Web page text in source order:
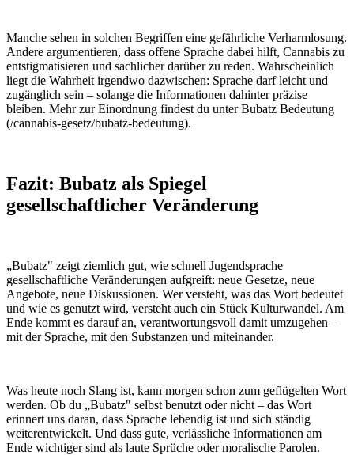
Manche sehen in solchen Begriffen eine gefährliche Verharmlosung.
Andere argumentieren, dass offene Sprache dabei hilft, Cannabis zu
entstigmatisieren und sachlicher darüber zu reden. Wahrscheinlich
liegt die Wahrheit irgendwo dazwischen: Sprache darf leicht und
zugänglich sein – solange die Informationen dahinter präzise
bleiben. Mehr zur Einordnung findest du unterBubatz Bedeutung
(/cannabis-gesetz/bubatz-bedeutung).
Fazit: Bubatz als Spiegel
gesellschaftlicher Veränderung
„Bubatz" zeigt ziemlich gut, wie schnell Jugendsprache
gesellschaftliche Veränderungen aufgreift: neue Gesetze, neue
Angebote, neue Diskussionen. Wer versteht, was das Wort bedeutet
und wie es genutzt wird, versteht auch ein Stück Kulturwandel. Am
Ende kommt es darauf an, verantwortungsvoll damit umzugehen –
mit der Sprache, mit den Substanzen und miteinander.
Was heute noch Slang ist, kann morgen schon zum geflügelten Wort
werden. Ob du „Bubatz" selbst benutzt oder nicht – das Wort
erinnert uns daran, dass Sprache lebendig ist und sich ständig
weiterentwickelt. Und dass gute, verlässliche Informationen am
Ende wichtiger sind als laute Sprüche oder moralische Parolen.